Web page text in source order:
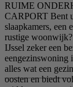
RUIME
CARPORT Bent
slaapkamers, een
rustige
IJssel zeker een
eengezinswoning
alles wat een
oosten en biedt